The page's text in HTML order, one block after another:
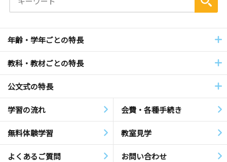
年齢・学年ごとの特長
教科・教材ごとの特長
公文式の特長
学習の流れ 会費・各種手続き
無料体験学習 教室見学
よくあるご質問 お問い合わせ